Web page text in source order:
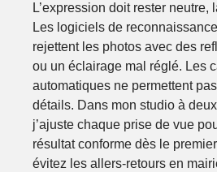
L’expression doit rester neutre,
Les logiciels de
rejettent les photos avec des
ou un éclairage mal réglé. Les
automatiques ne permettent
détails. Dans mon studio à
j’ajuste chaque prise de vue
résultat conforme dès le
évitez les allers-retours en